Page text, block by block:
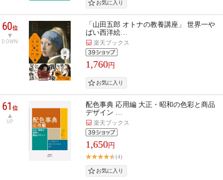
60位
DOWN
「山田五郎 オトナの教養講座」 世界一や
ばい西洋絵…
楽天ブックス
1,760円
61位
UP
配色事典 応用編 大正・昭和の色彩と商品
デザイン …
楽天ブックス
1,650円
(4)